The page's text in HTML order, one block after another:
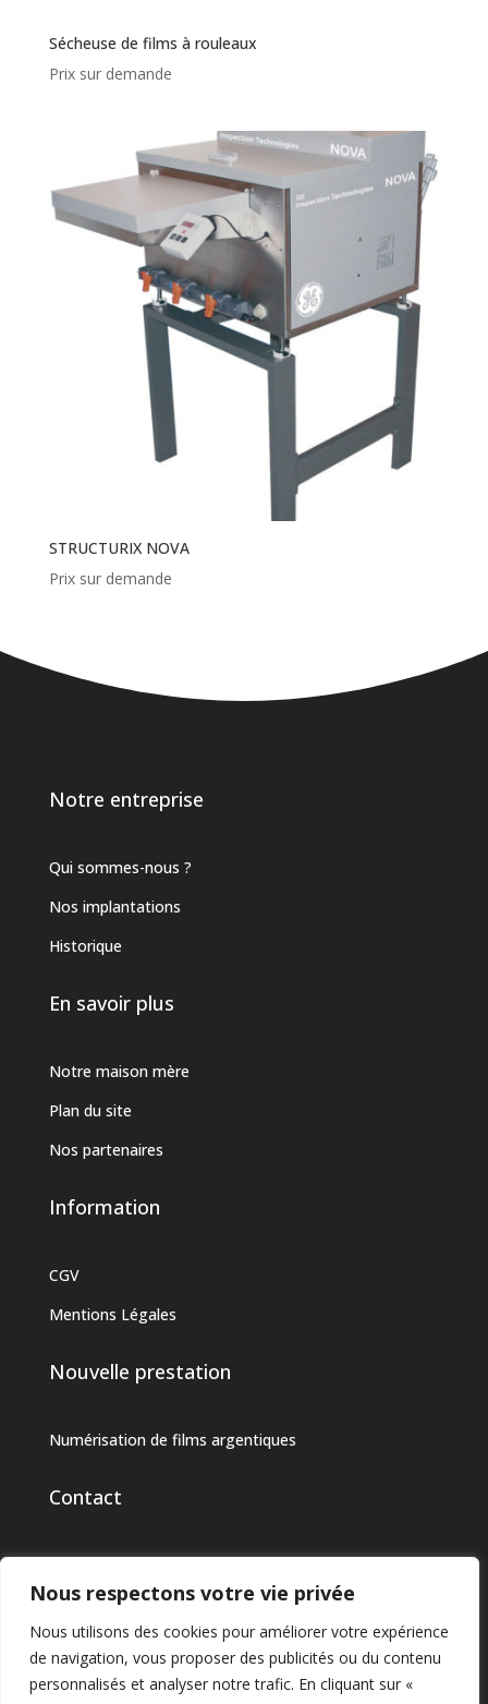
Nous respectons votre vie privée
Nous utilisons des cookies pour améliorer votre expérience
de navigation, vous proposer des publicités ou du contenu
personnalisés et analyser notre trafic. En cliquant sur «
Sécheuse de films à rouleaux
Prix sur demande
STRUCTURIX NOVA
Prix sur demande
Notre entreprise
Qui sommes-nous ?
Nos implantations
Historique
En savoir plus
Notre maison mère
Plan du site
Nos partenaires
Information
CGV
Mentions Légales
Nouvelle prestation
Numérisation de films argentiques
Contact
bergeret-jeannet@orange.fr
400 Rue des Longues Raies
60610 Lacroix-Sainte-Ouen